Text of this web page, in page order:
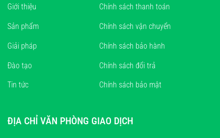
Giới thiệu
Sản phẩm
Giải pháp
Đào tạo
Tin tức
Chính sách thanh toán
Chính sách vận chuyển
Chính sách bảo hành
Chính sách đổi trả
Chính sách bảo mật
ĐỊA CHỈ VĂN PHÒNG GIAO DỊCH